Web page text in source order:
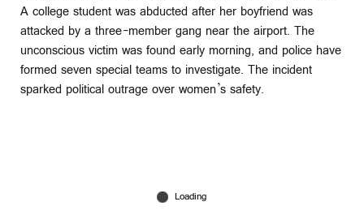
A college student was abducted after her boyfriend was
attacked by a three-member gang near the airport. The
unconscious victim was found early morning, and police have
formed seven special teams to investigate. The incident
sparked political outrage over women’s safety.